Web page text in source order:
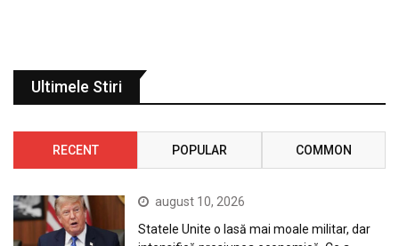
Ultimele Stiri
RECENT POPULAR COMMON
august 10, 2026
Statele Unite o lasă mai moale militar, dar